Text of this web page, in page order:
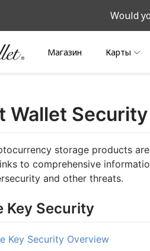
Would
Магазин Карты
Wallet Security
storage products
to comprehensive
and other threats.
Key Security
Key Security Overview